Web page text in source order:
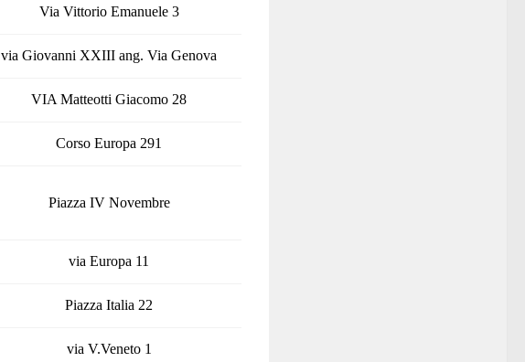
Via Vittorio Emanuele 3
via Giovanni XXIII ang. Via Genova
VIA Matteotti Giacomo 28
Corso Europa 291
Piazza IV Novembre
via Europa 11
Piazza Italia 22
via V.Veneto 1